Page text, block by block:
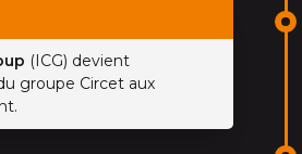
(ICG) devient
groupe Circet aux